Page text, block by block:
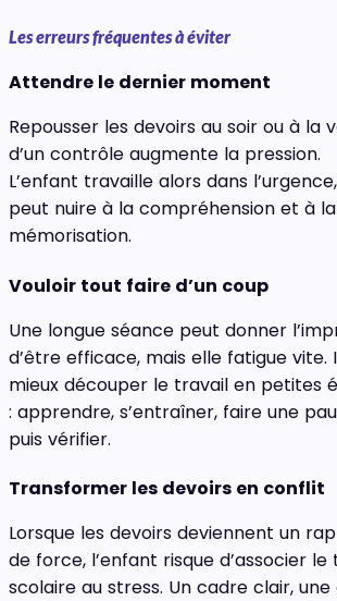
Les erreurs fréquentes à éviter
Attendre le dernier moment
Repousser les devoirs au soir ou à la
d’un contrôle augmente la pression.
L’enfant travaille alors dans
peut nuire à la compréhension et à la
mémorisation.
Vouloir tout faire d’un coup
Une longue séance peut donner
d’être efficace, mais elle fatigue vite.
mieux découper le travail en petites
: apprendre, s’entraîner, faire une
puis vérifier.
Transformer les devoirs en conflit
Lorsque les devoirs deviennent un
de force, l’enfant risque d’associer le
scolaire au stress. Un cadre clair, une